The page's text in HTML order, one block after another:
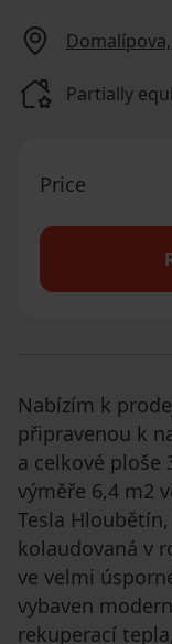
Partially
Price
Nabízím k
připravenou k
a celkové ploše
výměře 6,4 m2
Tesla
kolaudovaná v
ve velmi
vybaven
rekuperací